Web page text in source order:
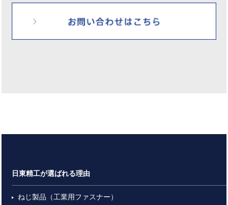
日東精工が選ばれる理由
ねじ製品（工業用ファスナー）